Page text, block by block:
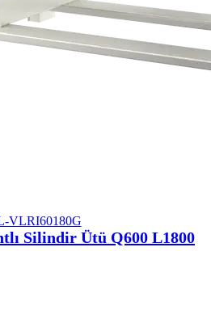
VLRI60180G
Silindir Ütü Q600 L1800